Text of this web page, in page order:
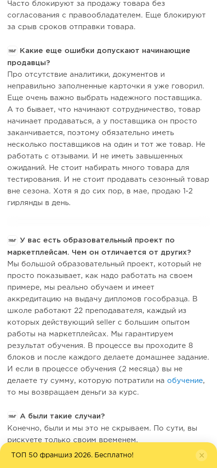
Часто блокируют за продажу товара без
согласования с правообладателем. Еще блокируют
за срыв сроков отправки товара.
Какие еще ошибки допускают начинающие
продавцы?
Про отсутствие аналитики, документов и
неправильно заполненные карточки я уже говорил.
Еще очень важно выбрать надежного поставщика.
А то бывает, что начинают сотрудничество, товар
начинает продаваться, а у поставщика он просто
заканчивается, поэтому обязательно иметь
несколько поставщиков на один и тот же товар. Не
работать с отзывами. И не иметь завышенных
ожиданий. Не стоит набирать много товара для
тестирования. И не стоит продавать сезонный товар
вне сезона. Хотя я до сих пор, в мае, продаю 1-2
гирлянды в день.
У вас есть образовательный проект по
маркетплейсам. Чем он отличается от других?
Мы большой образовательный проект, который не
просто показывает, как надо работать на своем
примере, мы реально обучаем и имеет
аккредитацию на выдачу дипломов гособразца. В
школе работают 22 преподавателя, каждый из
которых действующий seller с большим опытом
работы на маркетплейсах. Мы гарантируем
результат обучения. В процессе вы проходите 8
блоков и после каждого делаете домашнее задание.
И если в процессе обучения (2 месяца) вы не
делаете ту сумму, которую потратили на обучение,
то мы возвращаем деньги за курс.
А были такие случаи?
Конечно, были и мы это не скрываем. По сути, вы
рискуете только своим временем.
ТОП 50 франшиз 2026. Бесплатно!